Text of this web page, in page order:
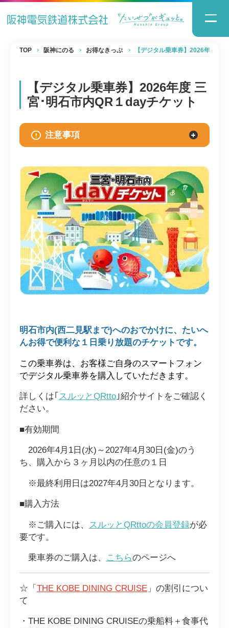
TOP 阪神にのる お得なきっぷ 【デジタル乗車券】2026年度 三
【デジタル乗車券】2026年度 三
宮･明石市内QR１dayチケット
注意事項
明石市内(西二見駅まで)へのおでかけに、たいへ
んお得で便利な１日乗り放題のチケットです。
この乗車券は、お客様ご自身のスマートフォン
でデジタル乗車券を購入していただきます。
詳しくは｢ スルッとQRtto｣紹介サイトをご確認く
ださい。
■有効期間
2026年4月1日(水)～2027年4月30日(金)のう
ち、購入から３ヶ月以内の任意の１日
※最終利用日は2027年4月30日となります。
■購入方法
※ご購入には、 スルッとQRttoの会員登録が必
要です。
乗車券のご購入は、 こちらのページへ
☆「 THE KOBE DINING CRUISE」の割引につい
て
・THE KOBE DINING CRUISEの乗船料＋食事代